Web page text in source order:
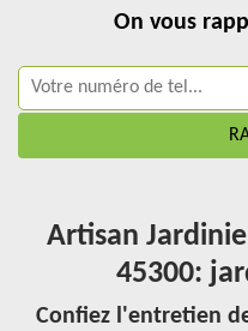
On vous
Artisan
45300:
Confiez l'entretien